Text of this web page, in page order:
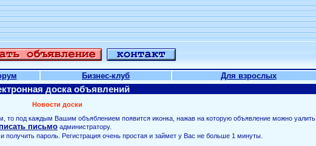
Бизнес-клуб Для взрослых
доска объявлений
Новости доски
под каждым Вашим объяблением появится иконка, нажав на которую объявление можно уалить.
письмо администратору.
и получить пароль. Регистрация очень простая и займет у Вас не больше 1 минуты.